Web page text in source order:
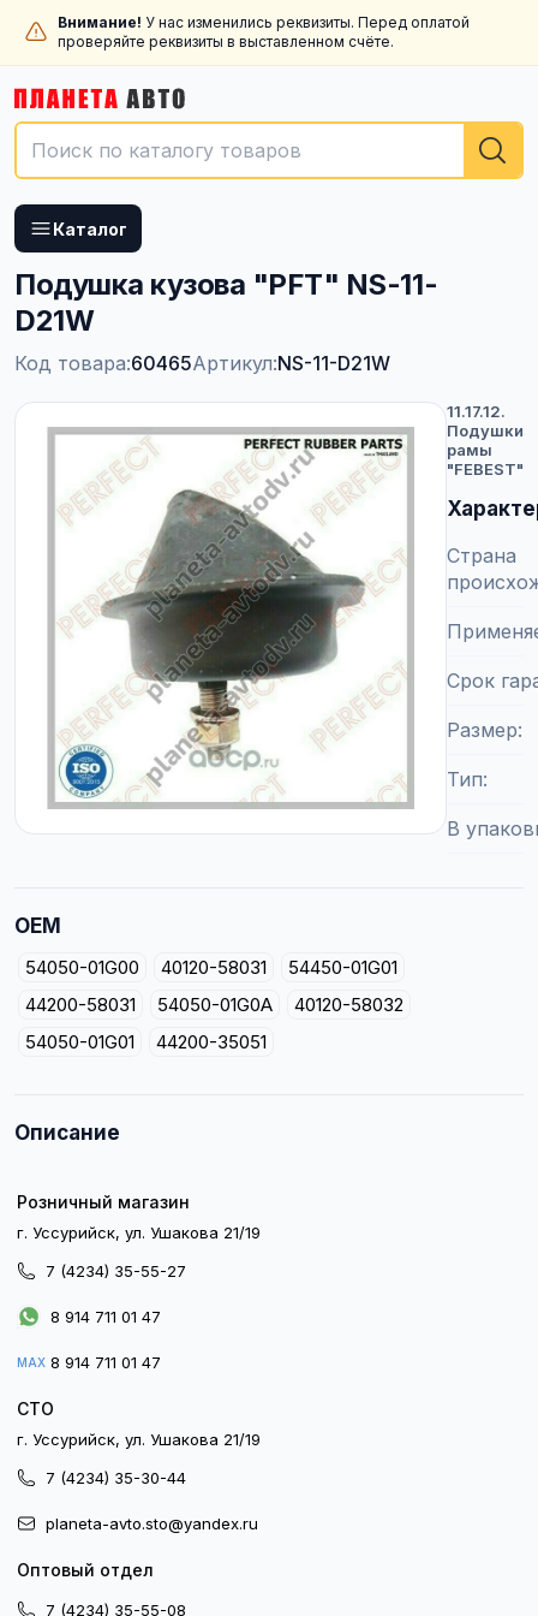
Внимание! У нас изменились реквизиты. Перед оплатой
проверяйте реквизиты в выставленном счёте.
Каталог
Подушка кузова "PFT" NS-11-
D21W
Код товара:60465Артикул:NS-11-D21W
11.17.12.
Подушки
рамы
"FEBEST"
Страна
Срок
Размер
Тип
В
OEM
54050-01G00 40120-58031
54450-01G01
44200-58031
54050-01G0A
40120-58032
54050-01G01
44200-35051
Описание
Розничный магазин
г. Уссурийск, ул. Ушакова 21/19
7 (4234) 35-55-27
8 914 711 01 47
MAX 8 914 711 01 47
СТО
г. Уссурийск, ул. Ушакова 21/19
7 (4234) 35-30-44
planeta-avto.sto@yandex.ru
Оптовый отдел
7 (4234) 35-55-08